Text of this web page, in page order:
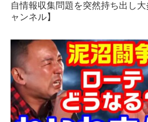
自情報収集問題を突然持ち出し
ャンネル】